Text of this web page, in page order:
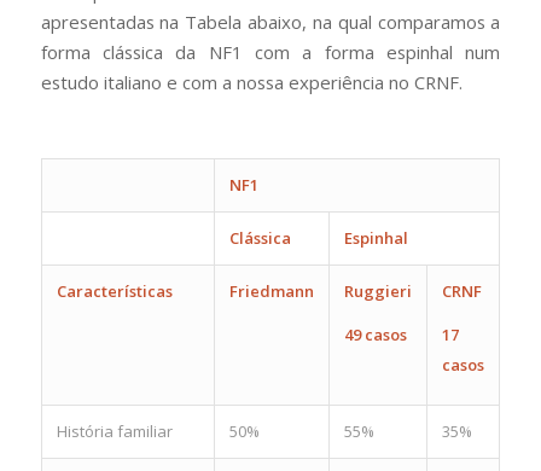
apresentadas na Tabela abaixo, na qual comparamos a
forma clássica da NF1 com a forma espinhal num
estudo italiano e com a nossa experiência no CRNF.
NF1
Clássica Espinhal
Características Friedmann Ruggieri
49 casos
CRNF
17
casos
História familiar 50% 55% 35%